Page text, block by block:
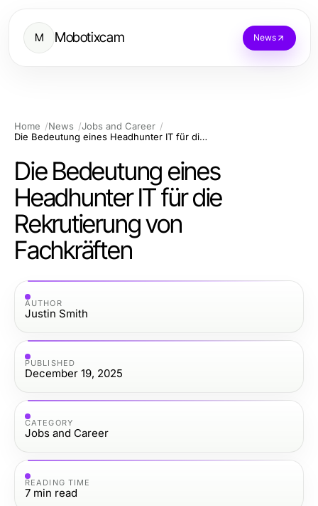
M Mobotixcam News
Home News
Jobs and Career
Die Bedeutung eines Headhunter IT für die Rekrutierung von Fachkräften
Die Bedeutung eines
Headhunter IT für die
Rekrutierung von
Fachkräften
AUTHOR
Justin Smith
PUBLISHED
December 19, 2025
CATEGORY
Jobs and Career
READING TIME
7 min read